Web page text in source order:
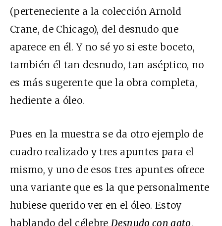
(perteneciente a la colección Arnold
Crane, de Chicago), del desnudo que
aparece en él. Y no sé yo si este boceto,
también él tan desnudo, tan aséptico, no
es más sugerente que la obra completa,
hediente a óleo.
Pues en la muestra se da otro ejemplo de
cuadro realizado y tres apuntes para el
mismo, y uno de esos tres apuntes ofrece
una variante que es la que personalmente
hubiese querido ver en el óleo. Estoy
hablando del célebre Desnudo con gato,